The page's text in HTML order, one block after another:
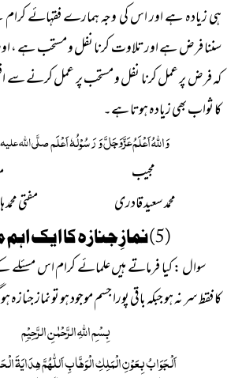
ہی زیادہ ہے اور اس کی وجہ ہمارے فقہائے
سننا فرض ہے اور تلاوت کرنا نفل و مستحب ہے ،
کہ فرض پر عمل کرنا نفل و مستحب پر عمل کرنے
کا ثواب بھی زیادہ ہوتا ہے۔
وَاللہُاَعْلَمُعَزَّوَجَلَّوَ رَسُوْلُہٗ اَعْلَمصلَّی اللہ
مجیب
محمد سعید قادری مفتی محمد
(5)نمازِ جنازہ کا ایک اہم مسئلہ
سوال : کیا فرماتے ہیں علمائے کرام اس
کا فقط سر نہ ہو جبکہ باقی پورا جسم موجود ہو تو نماز جنازہ
بِسْمِ اللّٰہِ الرَّحْمٰنِ الرَّحِیْمِ
اَلْجَوَابُ بِعَوْنِ الْمَلِکِ الْوَھَّابِ اَللّٰھُمَّ ھِدَایَۃَ